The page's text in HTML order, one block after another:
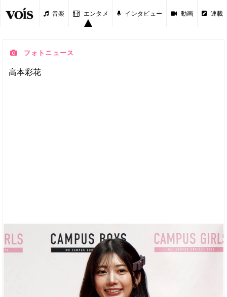
音楽 エンタメ インタビュー 動画 連載
フォトニュース
高本彩花